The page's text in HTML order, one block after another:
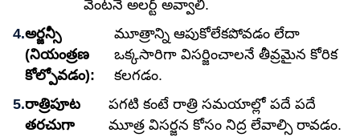
వెంటనే అలర్ట్ అవ్వాలి.
అర్జన్సీ
(నియంత్రణ
కోల్పోవడం):
మూత్రాన్ని ఆపుకోలేకపోవడం లేదా
ఒక్కసారిగా విసర్జించాలనే తీవ్రమైన కోరిక
కలగడం.
రాత్రిపూట
తరచుగా
పగటి కంటే రాత్రి సమయాల్లో పదే పదే
మూత్ర విసర్జన కోసం నిద్ర లేవాల్సి రావడం.